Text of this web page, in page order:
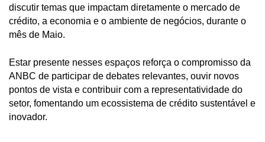
discutir temas que impactam diretamente o mercado de
crédito, a economia e o ambiente de negócios, durante o
mês de Maio.
Estar presente nesses espaços reforça o compromisso da
ANBC de participar de debates relevantes, ouvir novos
pontos de vista e contribuir com a representatividade do
setor, fomentando um ecossistema de crédito sustentável e
inovador.